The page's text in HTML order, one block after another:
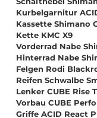
Kurbelgarnitur
Kassette Shimano
Kette KMC X9
Vorderrad Nabe
Hinterrad Nabe
Felgen Rodi
Reifen Schwalbe
Lenker CUBE Rise
Vorbau CUBE
Griffe ACID React